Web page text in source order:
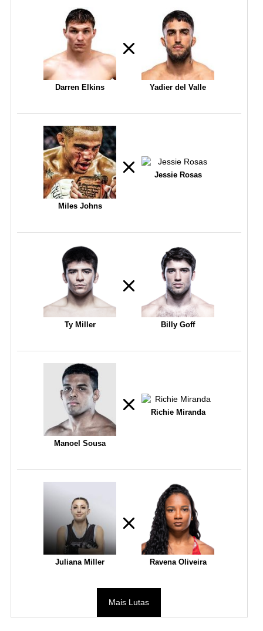
Darren Elkins Yadier del Valle
Miles Johns
Jessie Rosas
Ty Miller Billy Goff
Manoel Sousa
Richie Miranda
Juliana Miller Ravena Oliveira
Mais Lutas